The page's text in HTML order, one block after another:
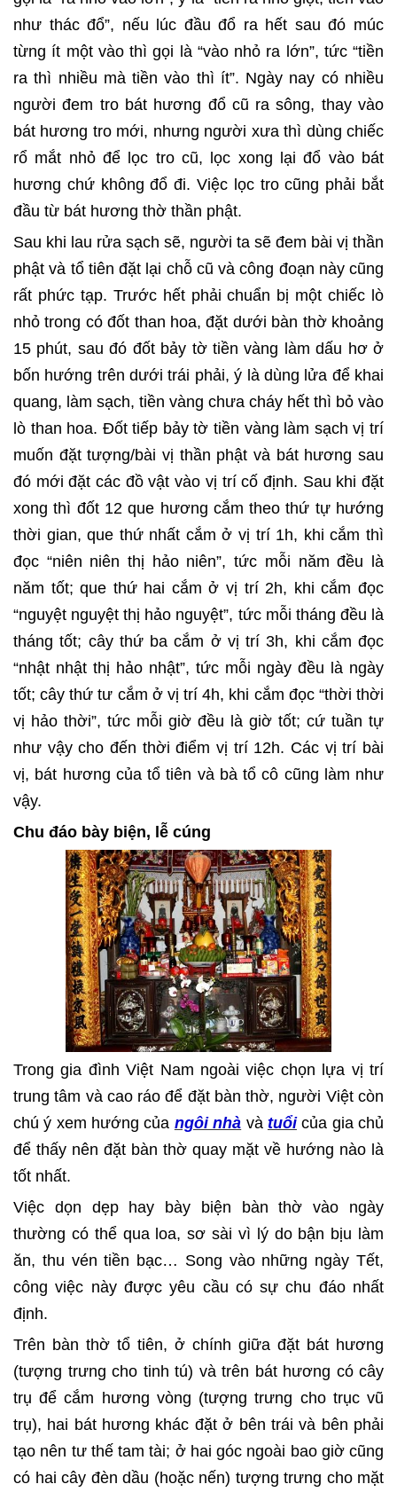
như thác đổ”, nếu lúc đầu đổ ra hết sau đó múc
từng ít một vào thì gọi là “vào nhỏ ra lớn”, tức “tiền
ra thì nhiều mà tiền vào thì ít”. Ngày nay có nhiều
người đem tro bát hương đổ cũ ra sông, thay vào
bát hương tro mới, nhưng người xưa thì dùng chiếc
rổ mắt nhỏ để lọc tro cũ, lọc xong lại đổ vào bát
hương chứ không đổ đi. Việc lọc tro cũng phải bắt
đầu từ bát hương thờ thần phật.
Sau khi lau rửa sạch sẽ, người ta sẽ đem bài vị thần
phật và tổ tiên đặt lại chỗ cũ và công đoạn này cũng
rất phức tạp. Trước hết phải chuẩn bị một chiếc lò
nhỏ trong có đốt than hoa, đặt dưới bàn thờ khoảng
15 phút, sau đó đốt bảy tờ tiền vàng làm dấu hơ ở
bốn hướng trên dưới trái phải, ý là dùng lửa để khai
quang, làm sạch, tiền vàng chưa cháy hết thì bỏ vào
lò than hoa. Đốt tiếp bảy tờ tiền vàng làm sạch vị trí
muốn đặt tượng/bài vị thần phật và bát hương sau
đó mới đặt các đồ vật vào vị trí cố định. Sau khi đặt
xong thì đốt 12 que hương cắm theo thứ tự hướng
thời gian, que thứ nhất cắm ở vị trí 1h, khi cắm thì
đọc “niên niên thị hảo niên”, tức mỗi năm đều là
năm tốt; que thứ hai cắm ở vị trí 2h, khi cắm đọc
“nguyệt nguyệt thị hảo nguyệt”, tức mỗi tháng đều là
tháng tốt; cây thứ ba cắm ở vị trí 3h, khi cắm đọc
“nhật nhật thị hảo nhật”, tức mỗi ngày đều là ngày
tốt; cây thứ tư cắm ở vị trí 4h, khi cắm đọc “thời thời
vị hảo thời”, tức mỗi giờ đều là giờ tốt; cứ tuần tự
như vậy cho đến thời điểm vị trí 12h. Các vị trí bài
vị, bát hương của tổ tiên và bà tổ cô cũng làm như
vậy.
Chu đáo bày biện, lễ cúng
Trong gia đình Việt Nam ngoài việc chọn lựa vị trí
trung tâm và cao ráo để đặt bàn thờ, người Việt còn
chú ý xem hướng của ngôi nhà và tuổicủa gia chủ
để thấy nên đặt bàn thờ quay mặt về hướng nào là
tốt nhất.
Việc dọn dẹp hay bày biện bàn thờ vào ngày
thường có thể qua loa, sơ sài vì lý do bận bịu làm
ăn, thu vén tiền bạc… Song vào những ngày Tết,
công việc này được yêu cầu có sự chu đáo nhất
định.
Trên bàn thờ tổ tiên, ở chính giữa đặt bát hương
(tượng trưng cho tinh tú) và trên bát hương có cây
trụ để cắm hương vòng (tượng trưng cho trục vũ
trụ), hai bát hương khác đặt ở bên trái và bên phải
tạo nên tư thế tam tài; ở hai góc ngoài bao giờ cũng
có hai cây đèn dầu (hoặc nến) tượng trưng cho mặt